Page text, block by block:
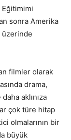
Eğitimimi
sonra Amerika
üzerinde
filmler olarak
drama,
aklınıza
çok türe hitap
olmalarının bir
büyük